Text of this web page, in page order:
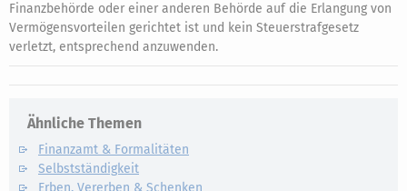
Finanzbehörde oder einer anderen Behörde auf die Erlangung von
Vermögensvorteilen gerichtet ist und kein Steuerstrafgesetz
verletzt, entsprechend anzuwenden.
Ähnliche Themen
Finanzamt & Formalitäten
Selbstständigkeit
Erben, Vererben & Schenken